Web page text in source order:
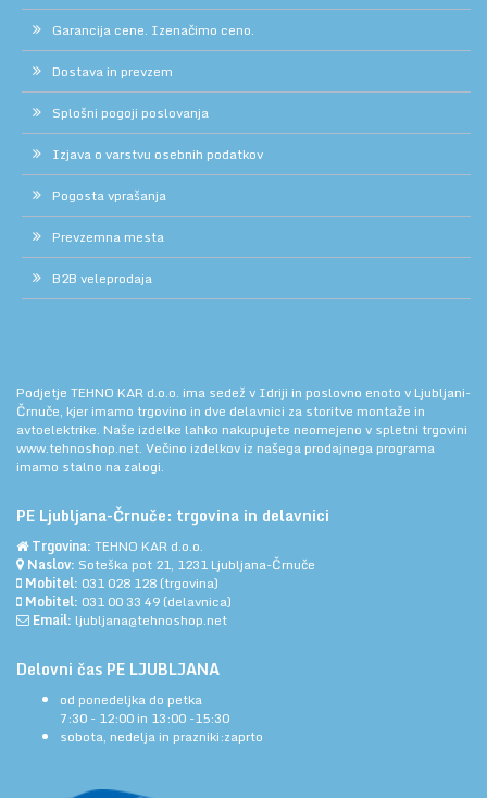
Garancija cene. Izenačimo ceno.
Dostava in prevzem
Splošni pogoji poslovanja
Izjava o varstvu osebnih podatkov
Pogosta vprašanja
Prevzemna mesta
B2B veleprodaja
Podjetje TEHNO KAR d.o.o. ima sedež v Idriji in poslovno enoto v Ljubljani-
Črnuče, kjer imamo trgovino in dve delavnici za storitve montaže in
avtoelektrike. Naše izdelke lahko nakupujete neomejeno v spletni trgovini
www.tehnoshop.net. Večino izdelkov iz našega prodajnega programa
imamo stalno na zalogi.
PE Ljubljana-Črnuče: trgovina in delavnici
Trgovina: TEHNO KAR d.o.o.
Naslov: Soteška pot 21, 1231 Ljubljana-Črnuče
Mobitel: 031 028 128 (trgovina)
Mobitel: 031 00 33 49 (delavnica)
Email: ljubljana@tehnoshop.net
Delovni čas PE LJUBLJANA
od ponedeljka do petka
7:30 - 12:00 in 13:00 -15:30
sobota, nedelja in prazniki:zaprto